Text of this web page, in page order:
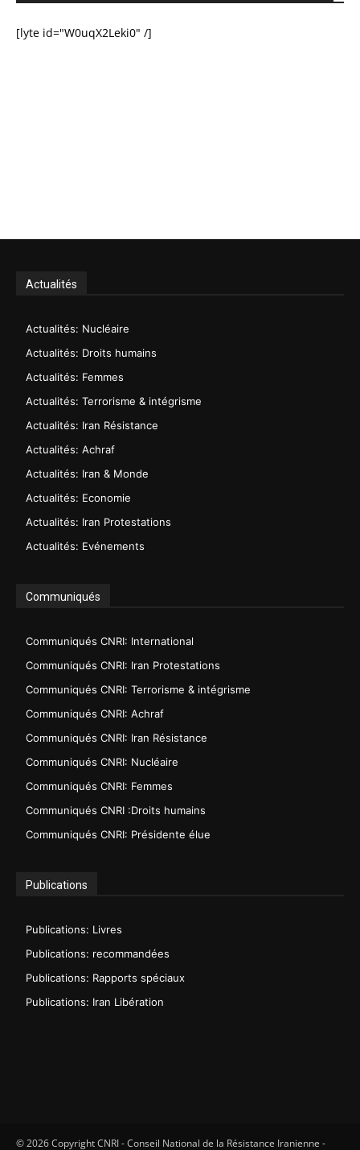
[lyte id="W0uqX2Leki0" /]
Actualités
Actualités: Nucléaire
Actualités: Droits humains
Actualités: Femmes
Actualités: Terrorisme & intégrisme
Actualités: Iran Résistance
Actualités: Achraf
Actualités: Iran & Monde
Actualités: Economie
Actualités: Iran Protestations
Actualités: Evénements
Communiqués
Communiqués CNRI: International
Communiqués CNRI: Iran Protestations
Communiqués CNRI: Terrorisme & intégrisme
Communiqués CNRI: Achraf
Communiqués CNRI: Iran Résistance
Communiqués CNRI: Nucléaire
Communiqués CNRI: Femmes
Communiqués CNRI :Droits humains
Communiqués CNRI: Présidente élue
Publications
Publications: Livres
Publications: recommandées
Publications: Rapports spéciaux
Publications: Iran Libération
© 2026 Copyright CNRI - Conseil National de la Résistance Iranienne -